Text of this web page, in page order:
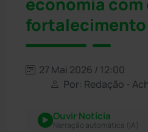
27 Mai 2026 / 12:00
Por: Redação -
Ouvir Notícia
Narração automática (IA)